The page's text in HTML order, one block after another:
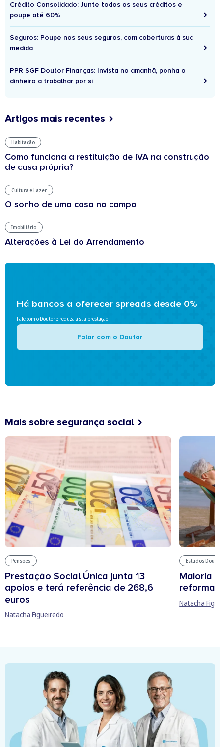
Crédito Consolidado: Junte todos os seus créditos e
poupe até 60%
Seguros: Poupe nos seus seguros, com coberturas à sua
medida
PPR SGF Doutor Finanças: Invista no amanhã, ponha o
dinheiro a trabalhar por si
Artigos mais recentes
Habitação
Como funciona a restituição de IVA na construção
de casa própria?
Cultura e Lazer
O sonho de uma casa no campo
Imobiliário
Alterações à Lei do Arrendamento
Há bancos a oferecer spreads desde 0%
Fale com o Doutor e reduza a sua prestação
Falar com o Doutor
Mais sobre segurança social
Pensões
Prestação Social Única junta 13
apoios e terá referência de 268,6
euros
Natacha Figueiredo
Estudos
Maioria
reforma
Natacha